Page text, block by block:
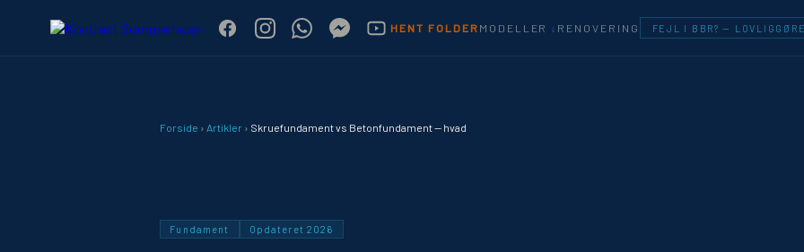
HENT FOLDER MODELLER RENOVERING FEJL I BBR? —
Forside › Artikler › Skruefundament vs Betonfundament — hvad
Fundament Opdateret 2026